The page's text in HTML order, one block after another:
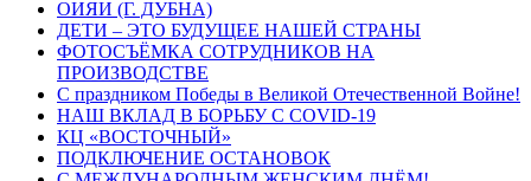
ОИЯИ (Г. ДУБНА)
ДЕТИ – ЭТО БУДУЩЕЕ НАШЕЙ СТРАНЫ
ФОТОСЪЁМКА СОТРУДНИКОВ НА
ПРОИЗВОДСТВЕ
С праздником Победы в Великой Отечественной Войне!
НАШ ВКЛАД В БОРЬБУ С COVID-19
КЦ «ВОСТОЧНЫЙ»
ПОДКЛЮЧЕНИЕ ОСТАНОВОК